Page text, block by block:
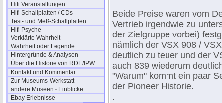
Hifi Veranstaltungen
Hifi Schallplatten / CDs
Test- und Meß-Schallplatten
Hifi Psyche
Verklärte Wahrheit
Wahrheit oder Legende
Hintergründe & Analysen
Über die Historie von RDE/IPW
Kontakt und Kommentar
Zur Museums-Werkstatt
andere Museen - Einblicke
Ebay Erlebnisse
Beide Preise waren vom
Vertrieb irgendwie zu
der Zielgruppe vorbei)
nämlich der VSX 908 /
deutlich zu teuer und der
auch 839 wiederum
"Warum" kommt ein paar
der Pioneer Historie.
.